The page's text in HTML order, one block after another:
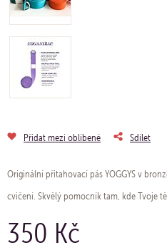
Přidat mezi oblíbené Sdílet
Originální přitahovací pás YOGGYS v
cvičení. Skvělý pomocník tam, kde Tvoje
350 Kč